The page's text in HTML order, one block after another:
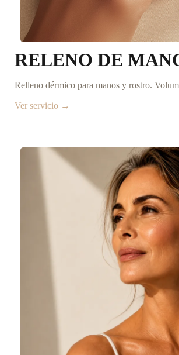
RELENO DE
Relleno dérmico para manos y rostro.
Ver servicio →